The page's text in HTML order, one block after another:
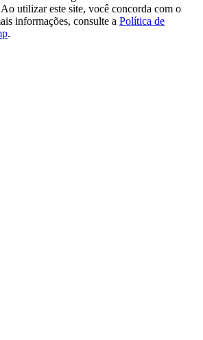
utilizar este site, você concorda com o
informações, consulte a Política de
.